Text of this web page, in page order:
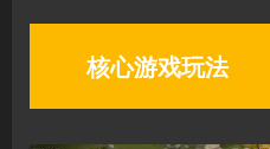
核心游戏玩法